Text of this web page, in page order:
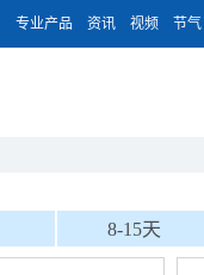
专业产品 资讯 视频 节气
8-15天